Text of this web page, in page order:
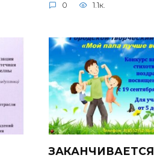
0 1.1к.
ЗАКАНЧИВАЕТСЯ